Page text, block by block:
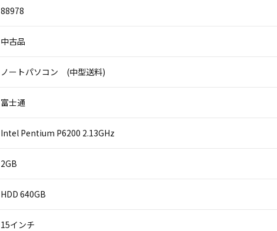
88978
中古品
ノートパソコン (中型送料)
富士通
Intel Pentium P6200 2.13GHz
2GB
HDD 640GB
15インチ